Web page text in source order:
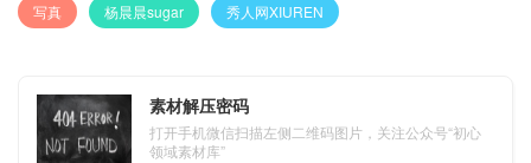
写真 杨晨晨sugar 秀人网XIUREN
素材解压密码
打开手机微信扫描左侧二维码图片，关注公众号“初心
领域素材库”